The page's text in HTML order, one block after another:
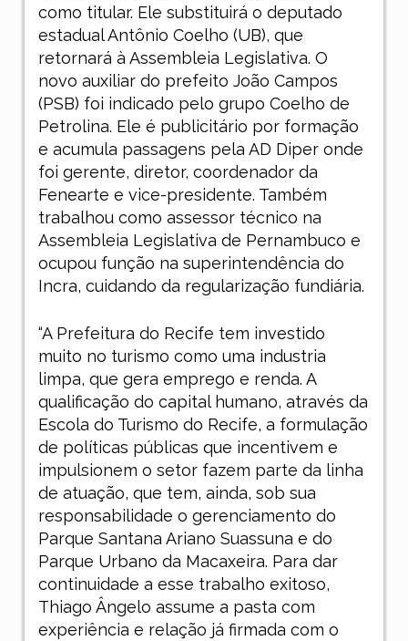
como titular. Ele substituirá o deputado
estadual Antônio Coelho (UB), que
retornará à Assembleia Legislativa. O
novo auxiliar do prefeito João Campos
(PSB) foi indicado pelo grupo Coelho de
Petrolina. Ele é publicitário por formação
e acumula passagens pela AD Diper onde
foi gerente, diretor, coordenador da
Fenearte e vice-presidente. Também
trabalhou como assessor técnico na
Assembleia Legislativa de Pernambuco e
ocupou função na superintendência do
Incra, cuidando da regularização fundiária.
“A Prefeitura do Recife tem investido
muito no turismo como uma industria
limpa, que gera emprego e renda. A
qualificação do capital humano, através da
Escola do Turismo do Recife, a formulação
de políticas públicas que incentivem e
impulsionem o setor fazem parte da linha
de atuação, que tem, ainda, sob sua
responsabilidade o gerenciamento do
Parque Santana Ariano Suassuna e do
Parque Urbano da Macaxeira. Para dar
continuidade a esse trabalho exitoso,
Thiago Ângelo assume a pasta com
experiência e relação já firmada com o